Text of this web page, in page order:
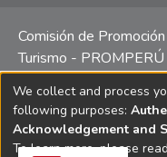
Comisión de
Turismo - PROMPERÚ
Central telefónica:
Oeste 50, Edificio
Lima
We collect and process
following purposes:
Acknowledgement and
To learn more, please